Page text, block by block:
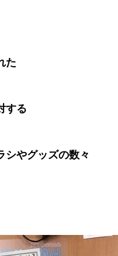
た
する
シやグッズの数々